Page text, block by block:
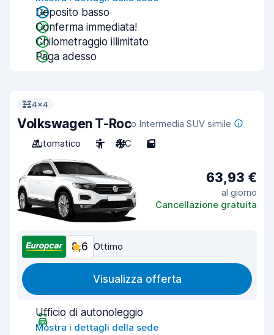
Deposito basso
Conferma immediata!
Chilometraggio illimitato
Paga adesso
4x4
Volkswagen T-Roco Intermedia SUV simile
Automatico
5 A/C 5
63,93 €
al giorno
Cancellazione gratuita
8,6 Ottimo
Visualizza offerta
Ufficio di autonoleggio
Mostra i dettagli della sede